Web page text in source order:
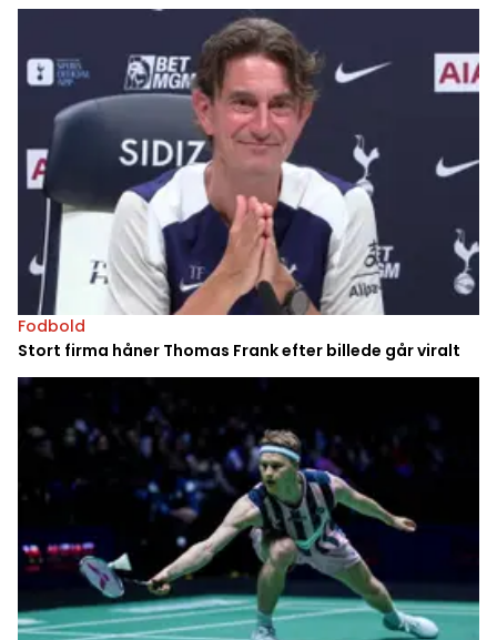
Fodbold
Stort firma håner Thomas Frank efter billede går viralt